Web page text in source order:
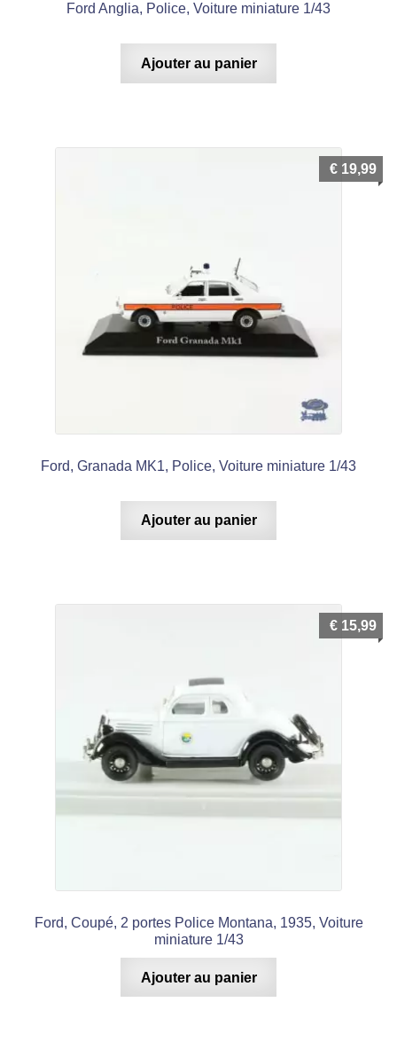
Ford Anglia, Police, Voiture miniature 1/43
Ajouter au panier
Ford, Granada MK1, Police, Voiture miniature 1/43
€ 19,99
Ajouter au panier
Ford, Coupé, 2 portes Police Montana, 1935, Voiture
miniature 1/43
€ 15,99
Ajouter au panier